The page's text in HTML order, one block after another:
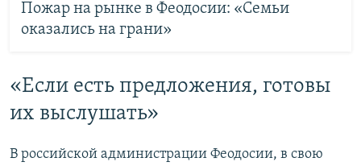
Пожар на рынке в Феодосии: «Семьи
оказались на грани»
«Если есть предложения, готовы
их выслушать»
В российской администрации Феодосии, в свою